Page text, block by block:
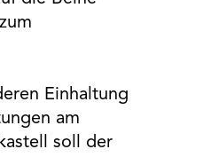
Einhaltung
am
soll der